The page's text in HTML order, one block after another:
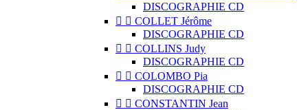
DISCOGRAPHIE CD
  COLLET Jérôme
DISCOGRAPHIE CD
  COLLINS Judy
DISCOGRAPHIE CD
  COLOMBO Pia
DISCOGRAPHIE CD
  CONSTANTIN Jean